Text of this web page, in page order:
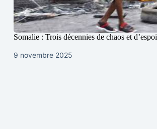
Somalie : Trois décennies de chaos et
9 novembre 2025